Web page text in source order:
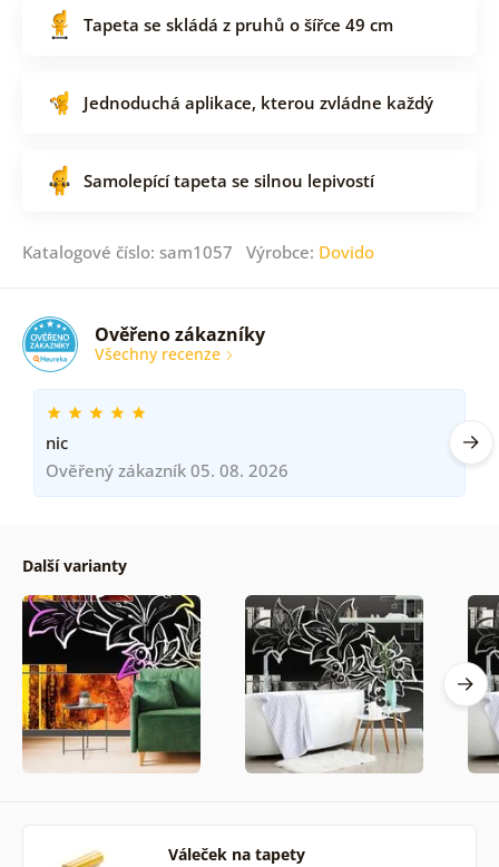
Tapeta se skládá z pruhů o šířce 49 cm
Jednoduchá aplikace, kterou zvládne každý
Samolepící tapeta se silnou lepivostí
Katalogové číslo: sam1057 Výrobce: Dovido
Ověřeno zákazníky
Všechny recenze
nic
Ověřený zákazník 05. 08. 2026
Další varianty
Váleček na tapety